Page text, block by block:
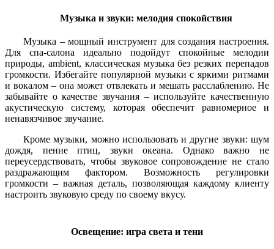
Музыка и звуки: мелодия спокойствия
Музыка – мощный инструмент для создания настроения.
Для спа-салона идеально подойдут спокойные мелодии
природы, ambient, классическая музыка без резких перепадов
громкости. Избегайте популярной музыки с яркими ритмами
и вокалом – она может отвлекать и мешать расслаблению. Не
забывайте о качестве звучания – используйте качественную
акустическую систему, которая обеспечит равномерное и
ненавязчивое звучание.
Кроме музыки, можно использовать и другие звуки: шум
дождя, пение птиц, звуки океана. Однако важно не
переусердствовать, чтобы звуковое сопровождение не стало
раздражающим фактором. Возможность регулировки
громкости – важная деталь, позволяющая каждому клиенту
настроить звуковую среду по своему вкусу.
Освещение: игра света и тени